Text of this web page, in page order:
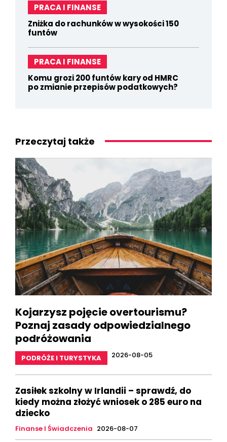
PRACA I FINANSE
Zniżka do rachunków w wysokości 150
funtów
PRACA I FINANSE
Komu grozi 200 funtów kary od HMRC
po zmianie przepisów podatkowych?
Przeczytaj także
Kojarzysz pojęcie overtourismu?
Poznaj zasady odpowiedzialnego
podróżowania
PODRÓŻE I TURYSTYKA 2026-08-05
Zasiłek szkolny w Irlandii – sprawdź, do
kiedy można złożyć wniosek o 285 euro na
dziecko
Finanse I Świadczenia 2026-08-07